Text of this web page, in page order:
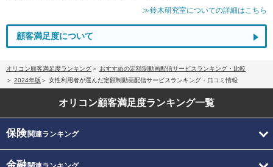
≫鈴木研究室についての詳細はこちら
顧客満足度について
オリコン顧客満足度ランキング
おすすめの定額制動画配信サービスランキング・比較
2024年版
女性利用者が選んだ定額制動画配信サービスランキング・口コミ情報
オリコン顧客満足度ランキング一覧
保険関連ランキング